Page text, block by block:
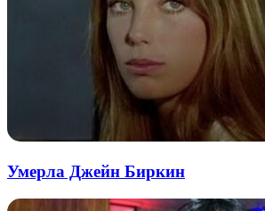
Умерла Джейн Биркин